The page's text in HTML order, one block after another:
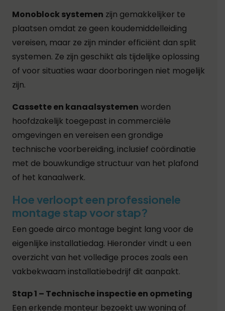
Monoblock systemen zijn gemakkelijker te
plaatsen omdat ze geen koudemiddelleiding
vereisen, maar ze zijn minder efficiënt dan split
systemen. Ze zijn geschikt als tijdelijke oplossing
of voor situaties waar doorboringen niet mogelijk
zijn.
Cassette en kanaalsystemen worden
hoofdzakelijk toegepast in commerciële
omgevingen en vereisen een grondige
technische voorbereiding, inclusief coördinatie
met de bouwkundige structuur van het plafond
of het kanaalwerk.
Hoe verloopt een professionele
montage stap voor stap?
Een goede airco montage begint lang voor de
eigenlijke installatiedag. Hieronder vindt u een
overzicht van het volledige proces zoals een
vakbekwaam installatiebedrijf dit aanpakt.
Stap 1 – Technische inspectie en opmeting
Een erkende monteur bezoekt uw woning of